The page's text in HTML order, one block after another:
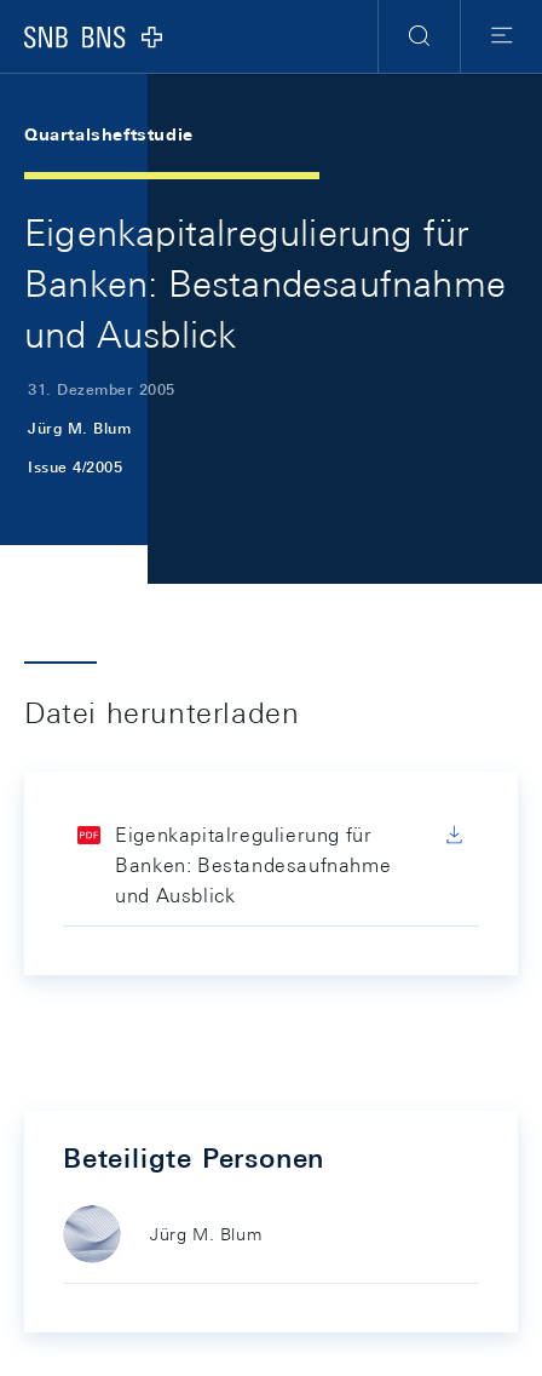
Logo
Suche
Menu
Quartalsheftstudie
Eigenkapitalregulierung für
Banken: Bestandesaufnahme
und Ausblick
31. Dezember 2005
Jürg M. Blum
Issue 4/2005
Datei herunterladen
Eigenkapitalregulierung für
Banken: Bestandesaufnahme
und Ausblick
Beteiligte Personen
Jürg M. Blum